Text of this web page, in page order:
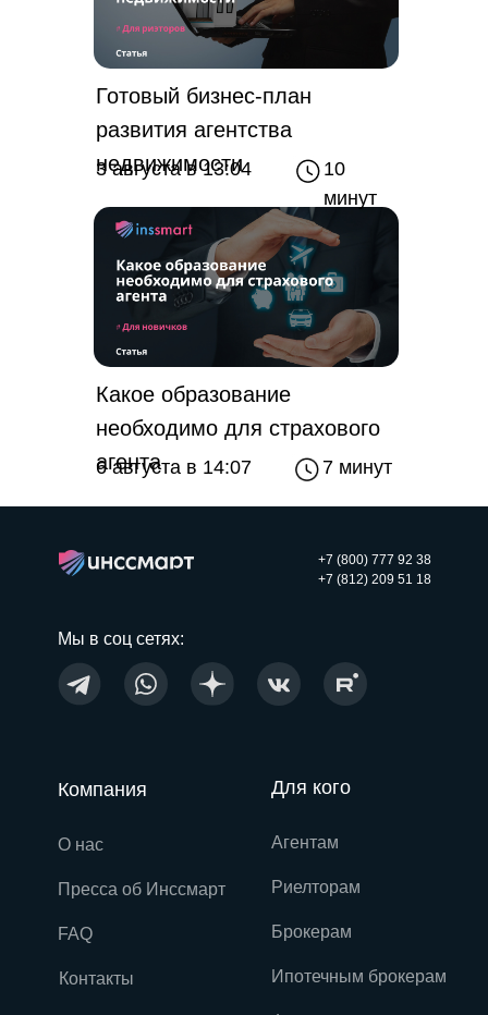
Готовый бизнес-план
развития агентства
недвижимости
3 августа в 13:04
Какое образование
необходимо для страхового
агента
6 августа в 14:07 7 минут
10
минут
+7 (800) 777 92 38
+7 (812) 209 51 18
Мы в соц сетях:
Для кого
Агентам
Риелторам
Брокерам
Ипотечным брокерам
Компания
О нас
Пресса об Инссмарт
FAQ
Контакты